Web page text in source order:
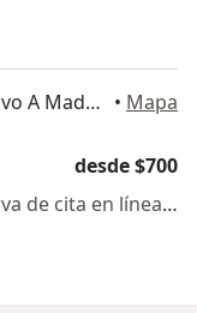
Av. Insurgentes Nte. 1501, Gustavo A Madero • Mapa
desde $700
Este especialista no ofrece reserva de cita en línea en esta dirección.